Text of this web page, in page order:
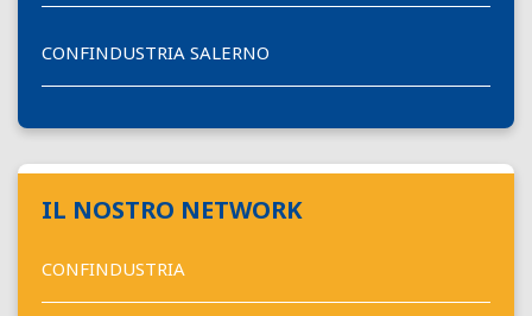
CONFINDUSTRIA SALERNO
IL NOSTRO NETWORK
CONFINDUSTRIA